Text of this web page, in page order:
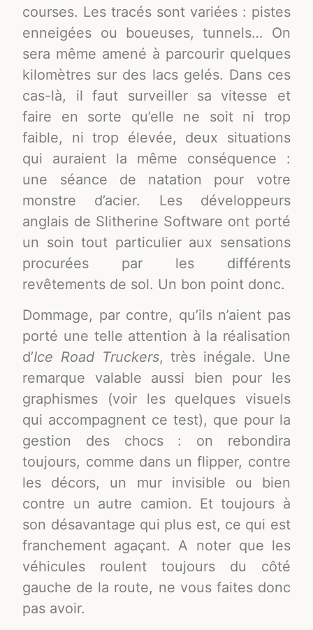
courses. Les tracés sont variées : pistes
enneigées ou boueuses, tunnels… On
sera même amené à parcourir quelques
kilomètres sur des lacs gelés. Dans ces
cas-là, il faut surveiller sa vitesse et
faire en sorte qu’elle ne soit ni trop
faible, ni trop élevée, deux situations
qui auraient la même conséquence :
une séance de natation pour votre
monstre d’acier. Les développeurs
anglais de Slitherine Software ont porté
un soin tout particulier aux sensations
procurées par les différents
revêtements de sol. Un bon point donc.
Dommage, par contre, qu’ils n’aient pas
porté une telle attention à la réalisation
d’Ice Road Truckers, très inégale. Une
remarque valable aussi bien pour les
graphismes (voir les quelques visuels
qui accompagnent ce test), que pour la
gestion des chocs : on rebondira
toujours, comme dans un flipper, contre
les décors, un mur invisible ou bien
contre un autre camion. Et toujours à
son désavantage qui plus est, ce qui est
franchement agaçant. A noter que les
véhicules roulent toujours du côté
gauche de la route, ne vous faites donc
pas avoir.